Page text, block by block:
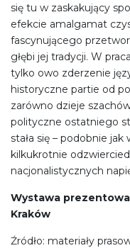
się tu w zaskakujący
efekcie amalgamat
fascynującego
głębi jej tradycji. W
tylko owo zderzenie
historyczne partie od
zarówno dzieje
polityczne ostatniego
stała się – podobnie
kilkukrotnie
nacjonalistycznych
Wystawa
Kraków
Źródło: materiały